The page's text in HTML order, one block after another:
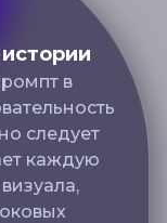
в
следует
каждую